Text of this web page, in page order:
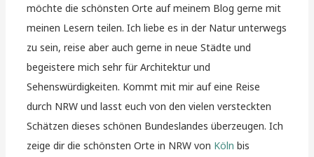
möchte die schönsten Orte auf meinem Blog gerne mit
meinen Lesern teilen. Ich liebe es in der Natur unterwegs
zu sein, reise aber auch gerne in neue Städte und
begeistere mich sehr für Architektur und
Sehenswürdigkeiten. Kommt mit mir auf eine Reise
durch NRW und lasst euch von den vielen versteckten
Schätzen dieses schönen Bundeslandes überzeugen. Ich
zeige dir die schönsten Orte in NRW von Köln bis